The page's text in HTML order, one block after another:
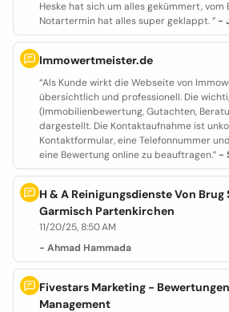
Heske hat sich um alles gekümmert,
Notartermin hat alles super geklappt. ” -
Immowertmeister.de
“Als Kunde wirkt die Webseite von
übersichtlich und professionell. Die
(Immobilienbewertung, Gutachten,
dargestellt. Die Kontaktaufnahme ist
Kontaktformular, eine Telefonnummer
eine Bewertung online zu beauftragen.” -
H & A Reinigungsdienste Von Brug
Garmisch Partenkirchen
11/20/25, 8:50 AM
- Ahmad Hammada
Fivestars Marketing -
Management